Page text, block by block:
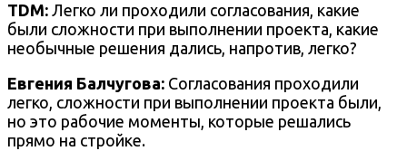
TDM: Легко ли проходили согласования, какие
были сложности при выполнении проекта, какие
необычные решения дались, напротив, легко?
Евгения Балчугова: Согласования проходили
легко, сложности при выполнении проекта были,
но это рабочие моменты, которые решались
прямо на стройке.